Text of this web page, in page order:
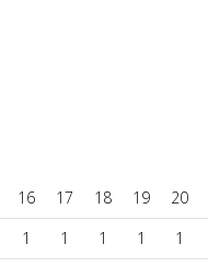
16 17 18 19 20
1 1 1 1 1